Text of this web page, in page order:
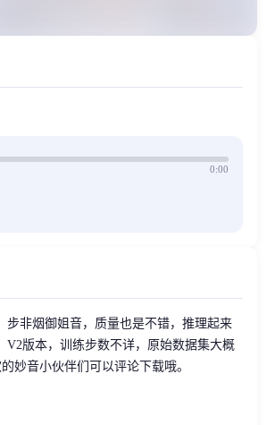
0:00
步非烟御姐音，质量也是不错，推理起来
V2版本，训练步数不详，原始数据集大概
妙音小伙伴们可以评论下载哦。